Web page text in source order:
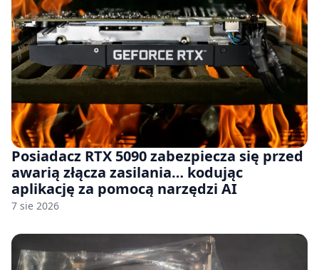
Posiadacz RTX 5090 zabezpiecza się przed
awarią złącza zasilania… kodując
aplikację za pomocą narzędzi AI
7 sie 2026